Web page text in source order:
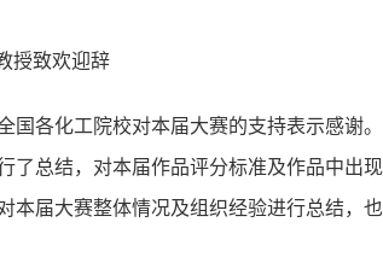
授致欢迎辞
各化工院校对本届大赛的支持表示感谢
总结，对本届作品评分标准及作品中出
届大赛整体情况及组织经验进行总结，